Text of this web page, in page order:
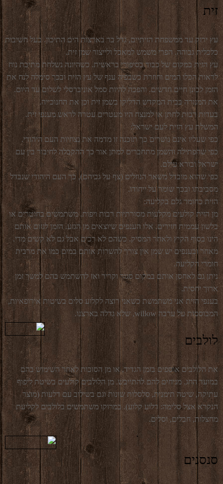
זית
עץ ירוק עד ממשפחת הזיתיים, גדל בר בארצות הים התיכון. בעל חשיבות
כלכלית גבוהה. הפרי משמש למאכל ולייצור שמן זית.
עץ הזית במקום של כבוד בסיפורי בראשית. כשהיונה נשלחת מתיבת נוח
לראות הכלו המים וחוזרת כשבפיה ענף של עץ הזית ובכך סימלה לנח את
הזמן לכונן חיים חדשים. והפכה להיות סמל אוניברסלי לשלום עד היום.
את המנורה בבית המקדש הדליקו בשמן זית וכן את החנוכייה.
בעדות רבות לחתן או למנצח היו מעטרים עטרה לראש מענפי זית.
המשלת עץ הזית לעם ישראל:
כפי שעליו אינם נושרים כך תוכנה זו מדמה את נצחיות העם היהודי.
כפי שהפתילה והשמן מתחברים למתן אור כך ההקבלה לחיבור בין עם
ישראל ובורא עולם.
כפי שהוא מובדל משאר הנוזלים (צף על גביהם), כך העם היהודי שנבדל
מסביבתו ובכך שומר על ייחודו.
הזית כחומר גלם בקליעה:
מן הזית קולעים מקלעות מסורתיות רבות ויפות. משתמשים בחוטרים או
בלשון עממית חזירים. אלו הענפים שיוצאים מן הגזע. הזמן לגזום אותם
הינו בסוף הקיץ ולאחר המסיק. כשהם לא רכים אבל גם לא קשים מדי.
מאחר ובענפים יש שמן אין צורך להשרות אותם במים כמו את מרבית
חומרי הקליעה.
ניתן גם לאחסן אותם במקום סגור וקריר ואז להשתמש בהם למשך זמן
ארוך יחסית.
בענפי הזית אני משתמשת כשאני רוצה לקלוע סלים בשיטות אירופאיות,
המבוססות על ערבה willow, שלא גדלה בארצנו.
לולבים
את הלולבים אוספים בזמן הגדיד, או מן הסוכות לאחר השימוש בהם
במועד החג. מניחים להם להתייבש. מן הלולבים קולעים בשיטת ליפוף
עתיקה, שיטה תימנית, סלסלות שונות וגם בשילוב עם דלעות (מוצר
הנקרא אצל סלימה: דלוע קלוע). במרוקו משתמשים בלולבים לקליעת
מחצלות, חבלים, וסלים.
סנסנים